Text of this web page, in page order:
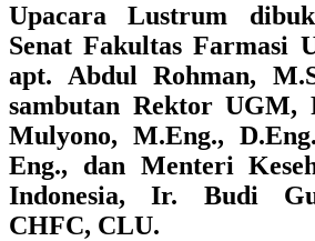
Upacara Lustrum
Senat Fakultas Farmasi
apt. Abdul Rohman,
sambutan Rektor UGM,
Mulyono, M.Eng.,
Eng., dan Menteri
Indonesia, Ir. Budi
CHFC, CLU.